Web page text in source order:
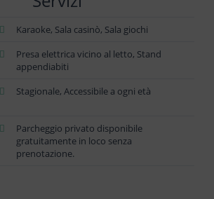
Karaoke, Sala casinò, Sala giochi
Presa elettrica vicino al letto, Stand
appendiabiti
Stagionale, Accessibile a ogni età
Parcheggio privato disponibile
gratuitamente in loco senza
prenotazione.